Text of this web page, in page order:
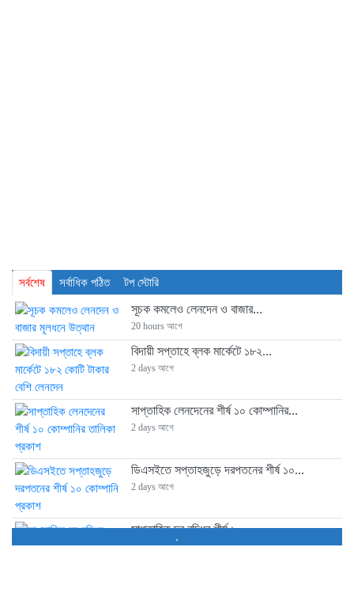
সর্বশেষ সর্বাধিক পঠিত টপ স্টোরি
সূচক কমলেও লেনদেন ও বাজার...
20 hours আগে
বিদায়ী সপ্তাহে ব্লক মার্কেটে ১৮২...
2 days আগে
সাপ্তাহিক লেনদেনের শীর্ষ ১০ কোম্পানির...
2 days আগে
ডিএসইতে সপ্তাহজুড়ে দরপতনের শীর্ষ ১০...
2 days আগে
সাপ্তাহিক দর বৃদ্ধির শীর্ষ ১০...
2 days আগে
.